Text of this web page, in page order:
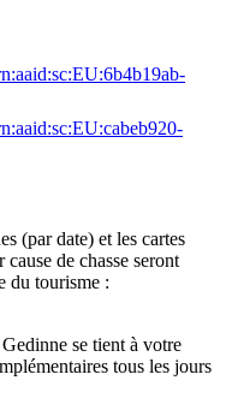
(par date) et les cartes
de chasse seront
du tourisme :
se tient à votre
tous les jours